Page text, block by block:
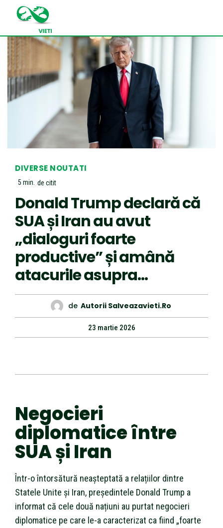
DIVERSE NOUTATI
5 min. de citit
Donald Trump declară că
SUA și Iran au avut
„dialoguri foarte
productive” și amână
atacurile asupra…
de Autorii Salveazavieti.ro
23 martie 2026
Negocieri
diplomatice între
SUA și Iran
Într-o întorsătură neașteptată a relațiilor dintre
Statele Unite și Iran, președintele Donald Trump a
informat că cele două națiuni au purtat negocieri
diplomatice pe care le-a caracterizat ca fiind „foarte